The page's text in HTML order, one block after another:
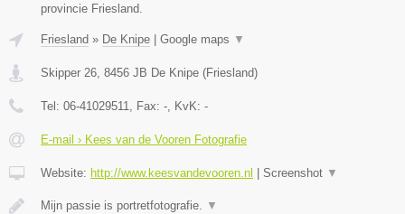
provincie Friesland.
Friesland » De Knipe Google maps ▼
Skipper 26, 8456 JB De Knipe (Friesland)
Tel: 06-41029511, Fax: -, KvK: -
E-mail › Kees van de Vooren Fotografie
Website: http://www.keesvandevooren.nl Screenshot ▼
Mijn passie is portretfotografie. ▼